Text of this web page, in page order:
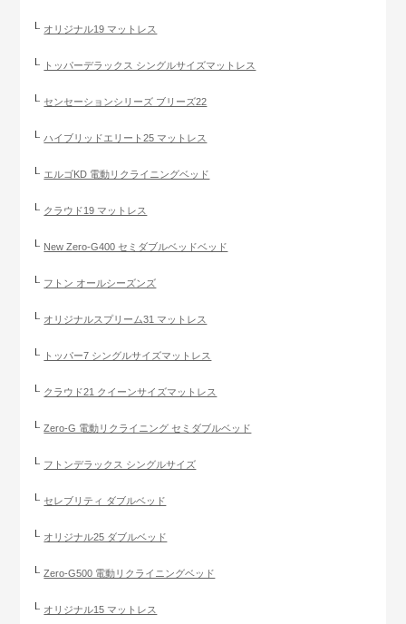
オリジナル19 マットレス
トッパーデラックス シングルサイズマットレス
センセーションシリーズ ブリーズ22
ハイブリッドエリート25 マットレス
エルゴKD 電動リクライニングベッド
クラウド19 マットレス
New Zero-G400 セミダブルベッドベッド
フトン オールシーズンズ
オリジナルスプリーム31 マットレス
トッパー7 シングルサイズマットレス
クラウド21 クイーンサイズマットレス
Zero-G 電動リクライニング セミダブルベッド
フトンデラックス シングルサイズ
セレブリティ ダブルベッド
オリジナル25 ダブルベッド
Zero-G500 電動リクライニングベッド
オリジナル15 マットレス